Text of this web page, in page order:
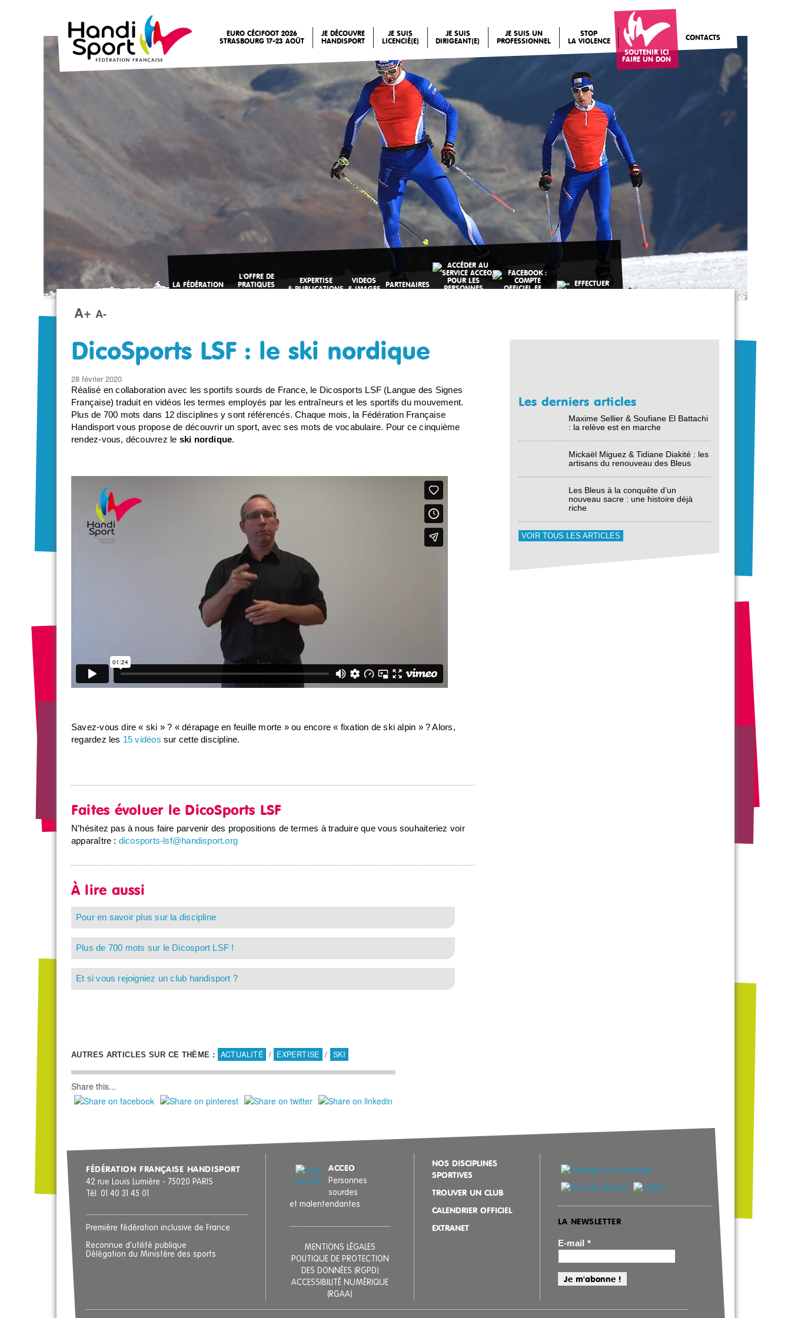
EURO CÉCIFOOT 2026
STRASBOURG 17-23 AOÛT
JE DÉCOUVRE
HANDISPORT
JE SUIS
LICENCIÉ(E)
JE SUIS
DIRIGEANT(E)
JE SUIS UN
PROFESSIONNEL
STOP
LA VIOLENCE
SOUTENIR ICI
FAIRE UN DON
CONTACTS
LA FÉDÉRATION
L'OFFRE DE
PRATIQUES
EXPERTISE
& PUBLICATIONS
VIDEOS
& IMAGES
PARTENAIRES
A+ A-
DicoSports LSF : le ski nordique
28 février 2020
Réalisé en collaboration avec les sportifs sourds de France, le Dicosports LSF (Langue des Signes
Française) traduit en vidéos les termes employés par les entraîneurs et les sportifs du mouvement.
Plus de 700 mots dans 12 disciplines y sont référencés. Chaque mois, la Fédération Française
Handisport vous propose de découvrir un sport, avec ses mots de vocabulaire. Pour ce cinquième
rendez-vous, découvrez le ski nordique.
Savez-vous dire « ski » ? « dérapage en feuille morte » ou encore « fixation de ski alpin » ? Alors,
regardez les 15 vidéos sur cette discipline.
Faites évoluer le DicoSports LSF
N’hésitez pas à nous faire parvenir des propositions de termes à traduire que vous souhaiteriez voir
apparaître : dicosports-lsf@handisport.org
À lire aussi
Pour en savoir plus sur la discipline
Plus de 700 mots sur le Dicosport LSF !
Et si vous rejoigniez un club handisport ?
AUTRES ARTICLES SUR CE THÈME : ACTUALITÉ / EXPERTISE / SKI
Share this...
Les derniers articles
Maxime Sellier & Soufiane El Battachi
: la relève est en marche
Mickaël Miguez & Tidiane Diakité : les
artisans du renouveau des Bleus
Les Bleus à la conquête d’un
nouveau sacre : une histoire déjà
riche
VOIR TOUS LES ARTICLES
FÉDÉRATION FRANÇAISE HANDISPORT
42 rue Louis Lumière - 75020 PARIS
Tél. 01 40 31 45 01
Première fédération inclusive de France
Reconnue d’utilité publique
Délégation du Ministère des sports
ACCEO
Personnes
sourdes
et malentendantes
MENTIONS LÉGALES
POLITIQUE DE PROTECTION
DES DONNÉES (RGPD)
ACCESSIBILITÉ NUMÉRIQUE
(RGAA)
NOS DISCIPLINES
SPORTIVES
TROUVER UN CLUB
CALENDRIER OFFICIEL
EXTRANET
LA NEWSLETTER
E-mail *